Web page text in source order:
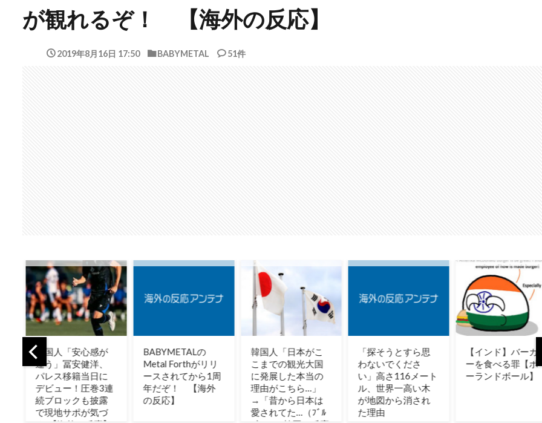
が観れるぞ！ 【海外の反応】
2019年8月16日 17:50 BABYMETAL 51件
「安心感が
冨安健洋、
移籍当日に
ー！圧巻3連
ックも披露
サポが気づ
BABYMETALの
Metal Forthがリリ
ースされてから1周
年だぞ！ 【海外
の反応】
韓国人「日本がこ
こまでの観光大国
に発展した本当の
理由がこちら…」
→「昔から日本は
愛されてた…（ﾌﾞﾙ
「探そうとすら思
わないでくださ
い」高さ116メート
ル、世界一高い木
が地図から消され
た理由
【インド】バーガ
ーを食べる罪【ポ
ーランドボール】
「お
いく
あな